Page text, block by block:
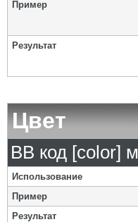
Пример
Результат
Цвет
BB код [color]
Использование
Пример
Результат